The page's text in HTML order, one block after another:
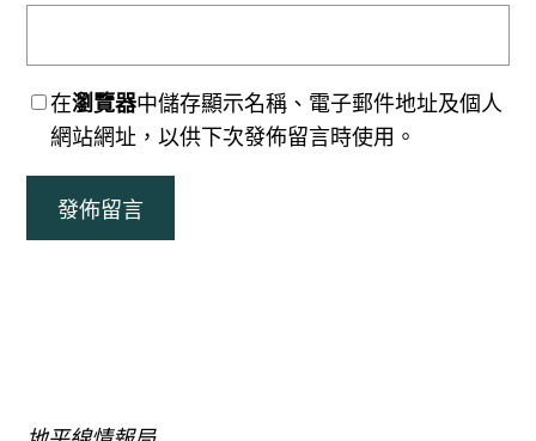
在瀏覽器中儲存顯示名稱、電子郵件地址及個人
網站網址，以供下次發佈留言時使用。